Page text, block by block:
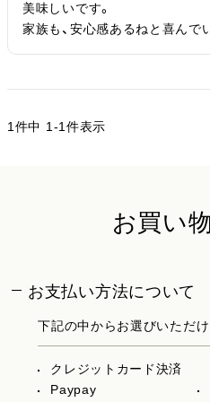
美味しいです。
家族も、安心感あるねと喜んで
1 件中 1 -1 件表示
お買い
お支払い方法について
下記の中からお選びいただけ
クレジットカード決済
Paypay